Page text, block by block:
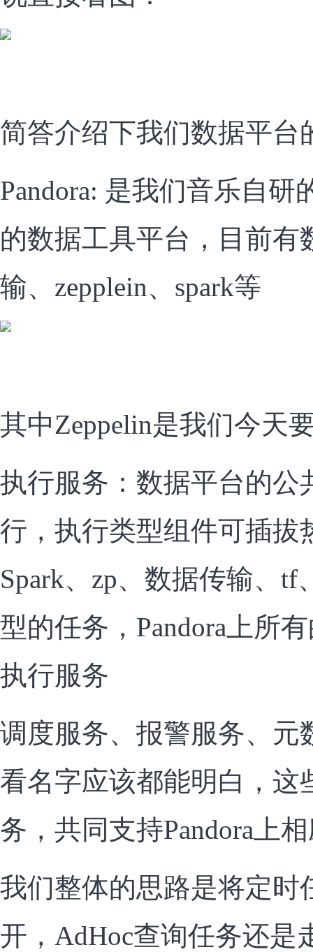
简答介绍下我们数据平台
Pandora: 是我们音乐自
的数据工具平台，目前有
输、zepplein、spark等
其中Zeppelin是我们今天
执行服务：数据平台的公
行，执行类型组件可插拔
Spark、zp、数据传输、tf
型的任务，Pandora上所
执行服务
调度服务、报警服务、元
看名字应该都能明白，这
务，共同支持Pandora上
我们整体的思路是将定时
开，AdHoc查询任务还是